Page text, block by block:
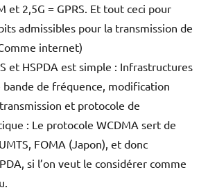
et 2,5G = GPRS. Et tout ceci pour
admissibles pour la transmission de
internet)
et HSPDA est simple : Infrastructures
de fréquence, modification
et protocole de
: Le protocole WCDMA sert de
FOMA (Japon), et donc
si l’on veut le considérer comme